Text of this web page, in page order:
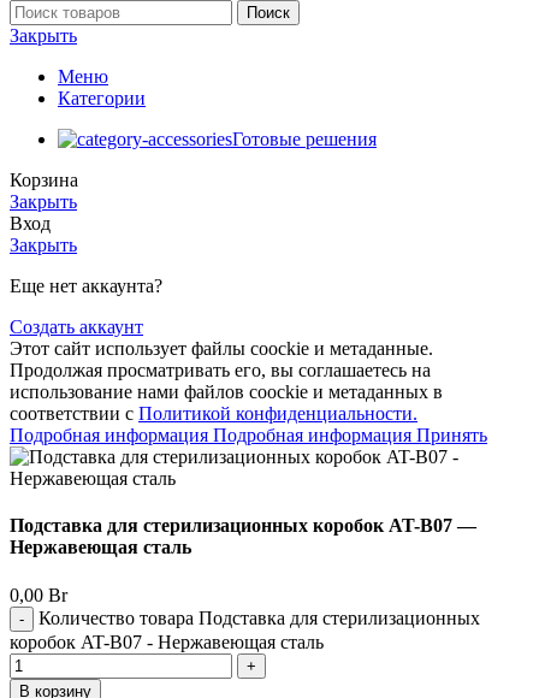
Поиск
Закрыть
Меню
Категории
Готовые решения
Корзина
Закрыть
Вход
Закрыть
Еще нет аккаунта?
Создать аккаунт
Этот сайт использует файлы coockie и метаданные.
Продолжая просматривать его, вы соглашаетесь на
использование нами файлов coockie и метаданных в
соответствии с Политикой конфиденциальности.
Подробная информация Подробная информация Принять
Подставка для стерилизационных коробок AT-B07 —
Нержавеющая сталь
0,00 Br
Количество товара Подставка для стерилизационных
коробок AT-B07 - Нержавеющая сталь
В корзину